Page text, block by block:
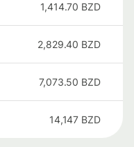
1,414.70 BZD
2,829.40 BZD
7,073.50 BZD
14,147 BZD